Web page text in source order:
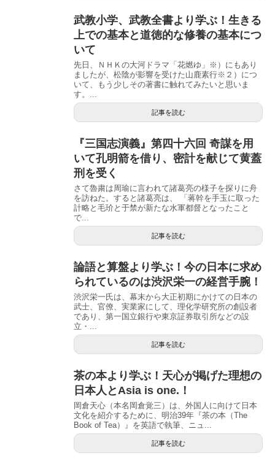
武教小学、武教全書より学ぶ！生きる
上での基本と道徳的な修養の基本につ
いて
先日、ＮＨＫの大河ドラマ「花燃ゆ」※）にもあり
ましたが、松陰が影響を受けた山鹿素行※２）につ
いて、もう少しその著書に触れてみたいと思いま
す。...
記事を読む
『三国志演義』第四十六回 奇謀を用
いて孔明箭を借り、密計を献じて黄蓋
刑を受く
さて魯粛は周瑜に言われて諸葛亮の様子を探りに舟
を訪ねた。すると諸葛亮は、 「蒋幹を手玉に取った
計略と毛玠と于禁が新たな水軍都督となったこと
で...
記事を読む
論語と算盤より学ぶ！今の日本に求め
られているのは渋沢栄一の経営手腕！
渋沢栄一氏は、幕末から大正初期にかけての日本の
武士、官僚、実業家にして、理化学研究所の創設者
であり、第一国立銀行や東京証券取引所などの設
立・...
記事を読む
茶の本より学ぶ！天心が掲げた理想の
日本人とAsia is one.！
岡倉天心（本名岡倉覚三）は、外国人に向けて日本
文化を紹介するために、明治39年『茶の本（The
Book of Tea）』を英語で執筆、ニュ...
記事を読む